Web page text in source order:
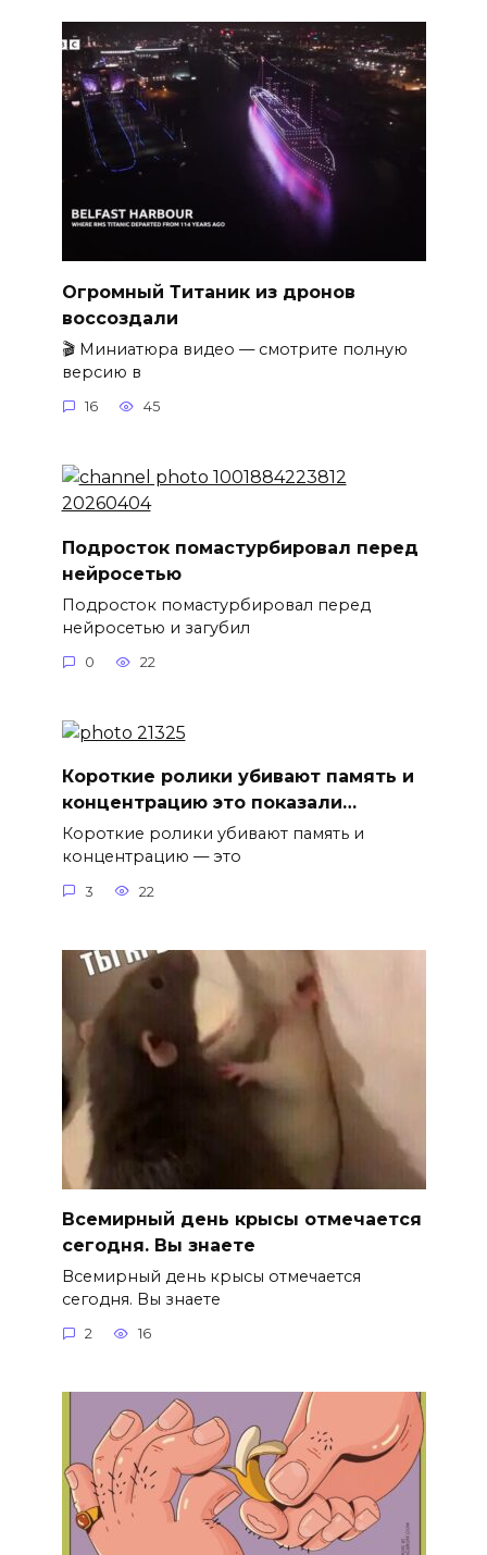
Огромный Титаник из дронов
воссоздали
🎬 Миниатюра видео — смотрите полную
версию в
16 45
Подросток помастурбировал перед
нейросетью
Подросток помастурбировал перед
нейросетью и загубил
0 22
Короткие ролики убивают память и
концентрацию это показали…
Короткие ролики убивают память и
концентрацию — это
3 22
Всемирный день крысы отмечается
сегодня. Вы знаете
Всемирный день крысы отмечается
сегодня. Вы знаете
2 16